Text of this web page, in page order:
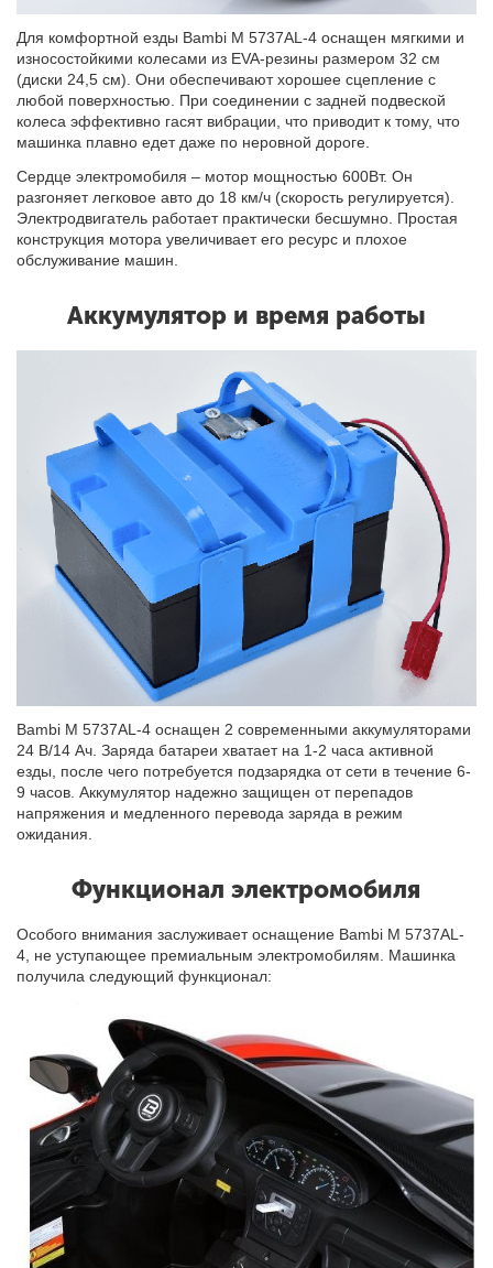
Для комфортной езды Bambi M 5737AL-4 оснащен мягкими и
износостойкими колесами из EVA-резины размером 32 см
(диски 24,5 см). Они обеспечивают хорошее сцепление с
любой поверхностью. При соединении с задней подвеской
колеса эффективно гасят вибрации, что приводит к тому, что
машинка плавно едет даже по неровной дороге.
Сердце электромобиля – мотор мощностью 600Вт. Он
разгоняет легковое авто до 18 км/ч (скорость регулируется).
Электродвигатель работает практически бесшумно. Простая
конструкция мотора увеличивает его ресурс и плохое
обслуживание машин.
Аккумулятор и время работы
Bambi M 5737AL-4 оснащен 2 современными аккумуляторами
24 В/14 Ач. Заряда батареи хватает на 1-2 часа активной
езды, после чего потребуется подзарядка от сети в течение 6-
9 часов. Аккумулятор надежно защищен от перепадов
напряжения и медленного перевода заряда в режим
ожидания.
Функционал электромобиля
Особого внимания заслуживает оснащение Bambi M 5737AL-
4, не уступающее премиальным электромобилям. Машинка
получила следующий функционал: